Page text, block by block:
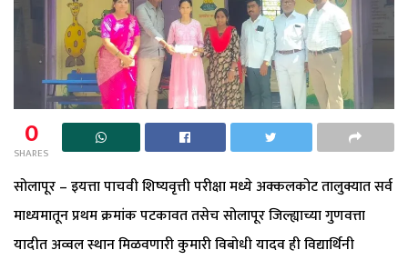
0
SHARES
सोलापूर – इयत्ता पाचवी शिष्यवृत्ती परीक्षा मध्ये अक्कलकोट तालुक्यात सर्व
माध्यमातून प्रथम क्रमांक पटकावत तसेच सोलापूर जिल्ह्याच्या गुणवत्ता
यादीत अव्वल स्थान मिळवणारी कुमारी विबोधी यादव ही विद्यार्थिनी